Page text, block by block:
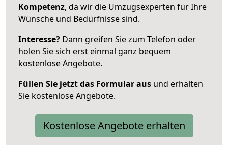
Kompetenz, da wir die Umzugsexperten für Ihre
Wünsche und Bedürfnisse sind.
Interesse? Dann greifen Sie zum Telefon oder
holen Sie sich erst einmal ganz bequem
kostenlose Angebote.
Füllen Sie jetzt das Formular aus und erhalten
Sie kostenlose Angebote.
Kostenlose Angebote erhalten